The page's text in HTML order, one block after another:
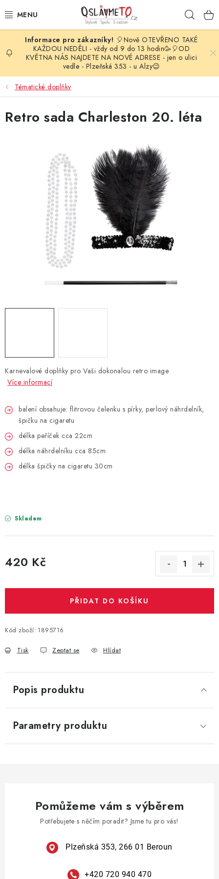
na
OSLAVA NAROZENIN
STYLOVÁ PARTY
DEKORACE A VÝZDOBA
BALÓNKY
PARTY STOLOVÁNÍ
SVATEBNÍ DOPLŇKY
BARVY NA OBLIČEJ A VLASY
BLAHOPŘÁNÍ
BUBLIFUKY
HELIUM NA BALÓNKY
OSLAVA PODLE BAREV
PARTY FOTOKOUTEK
PIŇATY
STUHY A MAŠLE
VYSTŘELOVACÍ KONFETY
Podmínky ochrany osobních údajů
🎈Nově OTEVŘENO TAKÉ
KAŽDOU NEDĚLI - vždy od 9 do 13 hodin🥳🎈OD
KVĚTNA NÁS NAJDETE NA NOVÉ ADRESE - jen o ulici
vedle - Plzeňská 353 - u Alzy😉
Tématické doplňky
Karnevalové doplňky pro Vaši dokonalou retro image
Více informací
balení obsahuje: flitrovou čelenku s pírky, perlový náhrdelník,
špičku na cigaretu
délka peříček cca 22cm
délka náhrdelníku cca 85cm
délka špičky na cigaretu 30cm
Skladem
420 Kč
PŘIDAT DO KOŠÍKU
Kód zboží: 1895716
Tisk Zeptat se Hlídat
Retro sada Charleston 20. léta
Popis produktu
Parametry produktu
Pomůžeme vám s výběrem
Potřebujete s něčím poradit? Jsme tu pro vás!
Plzeňská 353, 266 01 Beroun
+420 720 940 470